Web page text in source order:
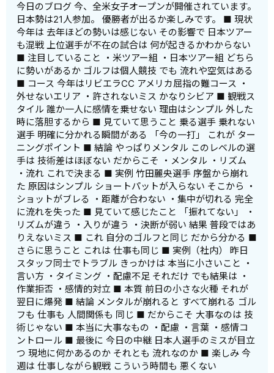
今日のブログ 今、全米女子オープンが開催されています。
日本勢は21人参加。 優勝者が出るか楽しみです。 ■ 現状
今年は 去年ほどの勢いは感じない その影響で 日本ツアー
も混戦 上位選手が不在の試合は 何が起きるかわからない
■ 注目していること ・米ツアー組 ・日本ツアー組 どちら
に勢いがあるか ゴルフは個人競技 でも 流れや空気はある
■ コース 今年はリビエラCC アメリカ屈指の難コース ・
外せないエリア ・許されないミス かなりシビア ■ 観戦ス
タイル 誰か一人に感情を乗せない 理由はシンプル 外した
時に落胆するから ■ 見ていて思うこと 乗る選手 乗れない
選手 明確に分かれる瞬間がある 「今の一打」 これが ター
ニングポイント ■ 結論 やっぱりメンタル このレベルの選
手は 技術差はほぼない だからこそ ・メンタル ・リズム
・流れ これで決まる ■ 実例 竹田麗央選手 序盤から崩れ
た 原因はシンプル ショートパットが入らない そこから ・
ショットがブレる ・距離が合わない ・集中が切れる 完全
に流れを失った ■ 見ていて感じたこと 「振れてない」 ・
リズムが違う ・入りが違う ・決断が弱い 結果 普段ではあ
りえないミス ■ これ 自分のゴルフと同じ だから分かる ■
さらに思うこと これは 仕事も同じ ■ 実例（社内） 昨日
スタッフ同士でトラブル きっかけは 本当に小さいこと ・
言い方 ・タイミング ・配慮不足 それだけ でも結果は ・
作業拒否 ・感情的対立 ■ 本質 前日の小さな火種 それが
翌日に爆発 ■ 結論 メンタルが崩れると すべて崩れる ゴル
フも 仕事も 人間関係も 同じ ■ だからこそ 大事なのは 技
術じゃない ■ 本当に大事なもの ・配慮 ・言葉 ・感情コ
ントロール ■ 最後に 今日の中継 日本人選手のミスが目立
つ 現地に何かあるのか それとも 流れなのか ■ 楽しみ 今
週は 仕事しながら観戦 こういう時間も 悪くない